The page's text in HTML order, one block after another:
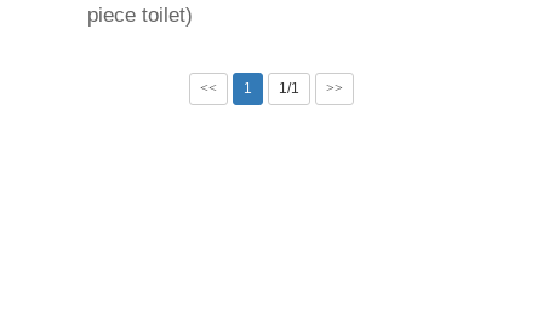
piece toilet)
<< 1 1/1 >>